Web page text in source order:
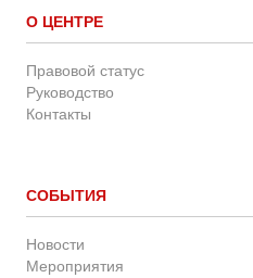
О ЦЕНТРЕ
Правовой статус
Руководство
Контакты
СОБЫТИЯ
Новости
Мероприятия